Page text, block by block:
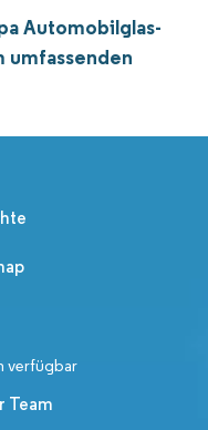
Automobilglas-
umfassenden
verfügbar
Team